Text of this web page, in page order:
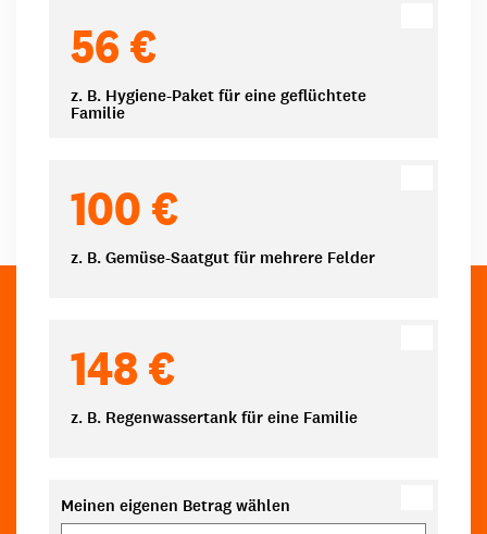
56 €
z. B. Hygiene-Paket für eine geflüchtete
Familie
100 €
z. B. Gemüse-Saatgut für mehrere Felder
148 €
z. B. Regenwassertank für eine Familie
Meinen eigenen Betrag wählen